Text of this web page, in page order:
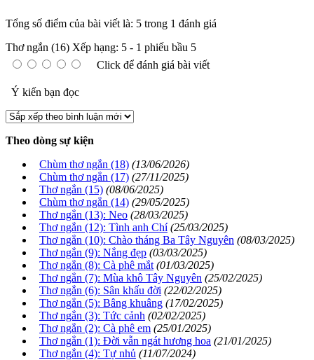
Tổng số điểm của bài viết là: 5 trong 1 đánh giá
Thơ ngắn (16) Xếp hạng: 5 - 1 phiếu bầu 5
Click để đánh giá bài viết
Ý kiến bạn đọc
Theo dòng sự kiện
Chùm thơ ngắn (18) (13/06/2026)
Chùm thơ ngắn (17) (27/11/2025)
Thơ ngắn (15) (08/06/2025)
Chùm thơ ngắn (14) (29/05/2025)
Thơ ngắn (13): Neo (28/03/2025)
Thơ ngắn (12): Tình anh Chí (25/03/2025)
Thơ ngắn (10): Chào tháng Ba Tây Nguyên (08/03/2025)
Thơ ngắn (9): Nắng đẹp (03/03/2025)
Thơ ngắn (8): Cà phê mắt (01/03/2025)
Thơ ngắn (7): Mùa khô Tây Nguyên (25/02/2025)
Thơ ngắn (6): Sân khấu đời (22/02/2025)
Thơ ngắn (5): Bâng khuâng (17/02/2025)
Thơ ngắn (3): Tức cảnh (02/02/2025)
Thơ ngắn (2): Cà phê em (25/01/2025)
Thơ ngắn (1): Đời vẫn ngát hương hoa (21/01/2025)
Thơ ngắn (4): Tự nhủ (11/07/2024)